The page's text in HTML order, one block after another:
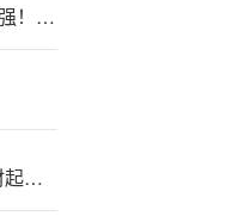
震!荡行情红利类资产吸引力渐强！头部ETF品种布局踊跃、交投活跃
买{卖}合同出现纠纷，九鼎新材起诉合作方！涉案金额超9000万元